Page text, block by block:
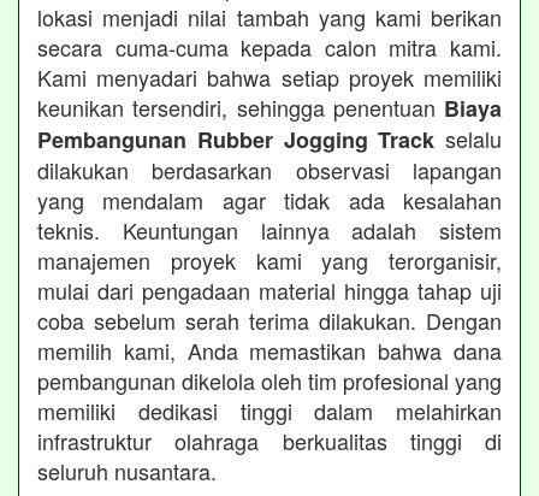
lokasi menjadi nilai tambah yang kami berikan
secara cuma-cuma kepada calon mitra kami.
Kami menyadari bahwa setiap proyek memiliki
keunikan tersendiri, sehingga penentuan Biaya
Pembangunan Rubber Jogging Track selalu
dilakukan berdasarkan observasi lapangan
yang mendalam agar tidak ada kesalahan
teknis. Keuntungan lainnya adalah sistem
manajemen proyek kami yang terorganisir,
mulai dari pengadaan material hingga tahap uji
coba sebelum serah terima dilakukan. Dengan
memilih kami, Anda memastikan bahwa dana
pembangunan dikelola oleh tim profesional yang
memiliki dedikasi tinggi dalam melahirkan
infrastruktur olahraga berkualitas tinggi di
seluruh nusantara.